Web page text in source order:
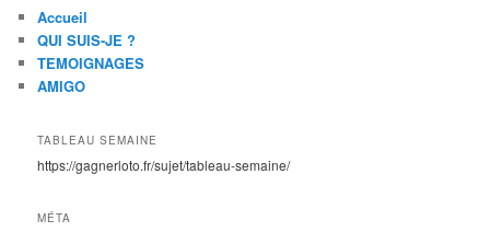
Accueil
QUI SUIS-JE ?
TEMOIGNAGES
AMIGO
TABLEAU SEMAINE
https://gagnerloto.fr/sujet/tableau-semaine/
MÉTA